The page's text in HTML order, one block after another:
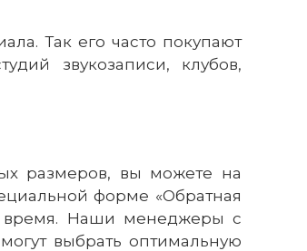
Так его часто покупают
звукозаписи, клубов,
размеров, вы можете на
форме «Обратная
время. Наши менеджеры с
выбрать оптимальную